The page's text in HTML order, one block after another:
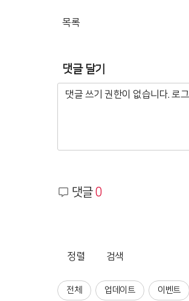
목록
댓글 달기
댓글0
정렬 검색
전체 업데이트 이벤트